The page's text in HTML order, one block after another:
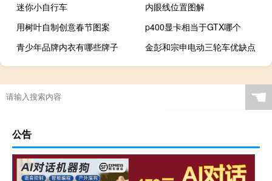
迷你小自行车
内眼线位置图解
用树叶自制创意春节图案
p400显卡相当于GTX哪个
青少年品牌内衣有哪些牌子
金彭和宗申电动三轮车优缺点
☚
公告